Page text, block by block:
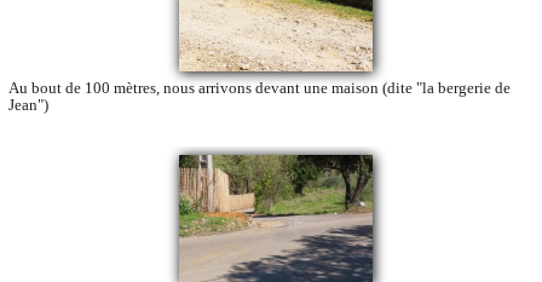
Au bout de 100 mètres, nous arrivons devant une maison (dite "la bergerie de
Jean")